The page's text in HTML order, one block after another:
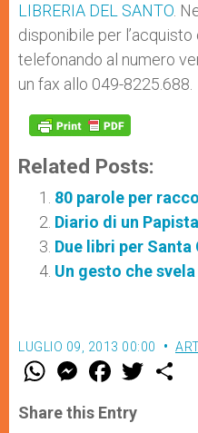
LIBRERIA DEL SANTO .
disponibile per
telefonando al numero
un fax allo 049-8225.688.
Related Posts:
80 parole per
Diario di un Papista
Due libri per
Un gesto che
LUGLIO 09, 2013 00:00
W
t
s
M
e
s
e
F
a
e
b
w
Share this Entry